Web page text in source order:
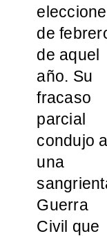
de
de aquel
año. Su
fracaso
parcial
condujo a
una
Guerra
Civil que